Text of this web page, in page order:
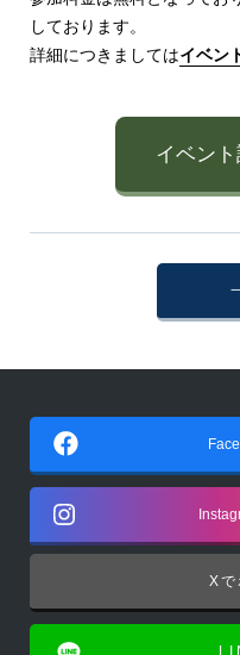
しております。
詳細につきましてはイベン
イベン
Xで